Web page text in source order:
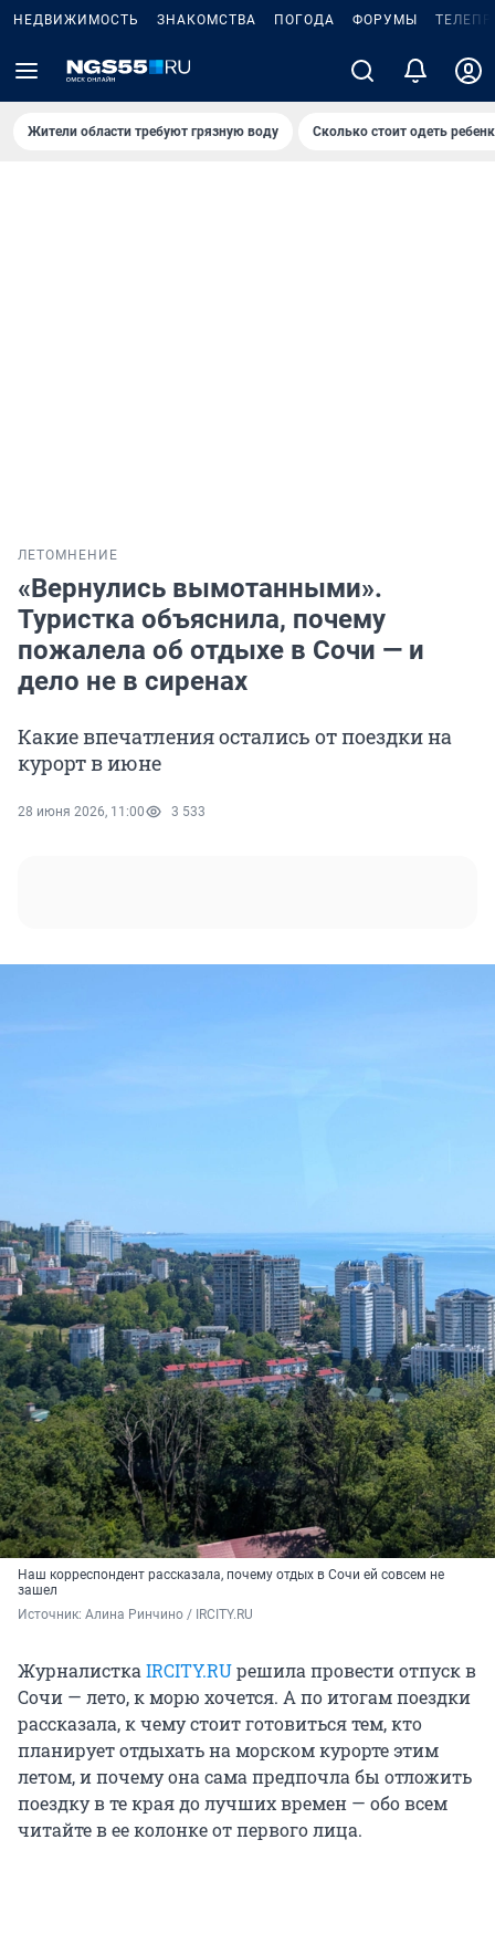
НЕДВИЖИМОСТЬ ЗНАКОМСТВА ПОГОДА ФОРУМЫ
Жители области требуют грязную воду Сколько стоит одеть
ЛЕТО МНЕНИЕ
«Вернулись вымотанными».
Туристка объяснила, почему
пожалела об отдыхе в Сочи — и
дело не в сиренах
Какие впечатления остались от поездки на
курорт в июне
28 июня 2026, 11:00 3 533
Наш корреспондент рассказала, почему отдых в Сочи ей совсем не
зашел
Источник: Алина Ринчино / IRCITY.RU
Журналистка IRCITY.RUрешила провести отпуск в
Сочи — лето, к морю хочется. А по итогам поездки
рассказала, к чему стоит готовиться тем, кто
планирует отдыхать на морском курорте этим
летом, и почему она сама предпочла бы отложить
поездку в те края до лучших времен — обо всем
читайте в ее колонке от первого лица.